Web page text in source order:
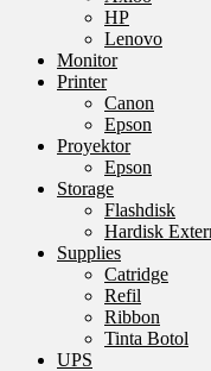
HP
Lenovo
Monitor
Printer
Canon
Epson
Proyektor
Epson
Storage
Flashdisk
Hardisk
Supplies
Catridge
Refil
Ribbon
Tinta Botol
UPS